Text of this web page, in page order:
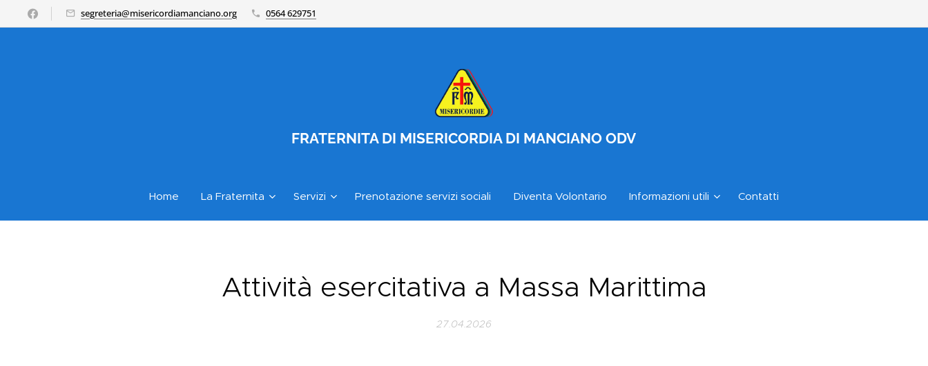
segreteria@misericordiamanciano.org 0564 629751
FRATERNITA DI MISERICORDIA DI MANCIANO ODV
Home La Fraternita Servizi Prenotazione servizi sociali Diventa Volontario Informazioni utili Contatti
Attività esercitativa a Massa Marittima
27.04.2026